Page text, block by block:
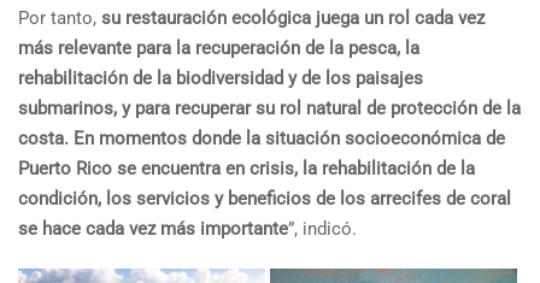
Por tanto, su restauración ecológica juega un rol cada vez
más relevante para la recuperación de la pesca, la
rehabilitación de la biodiversidad y de los paisajes
submarinos, y para recuperar su rol natural de protección de la
costa. En momentos donde la situación socioeconómica de
Puerto Rico se encuentra en crisis, la rehabilitación de la
condición, los servicios y beneficios de los arrecifes de coral
se hace cada vez más importante”, indicó.